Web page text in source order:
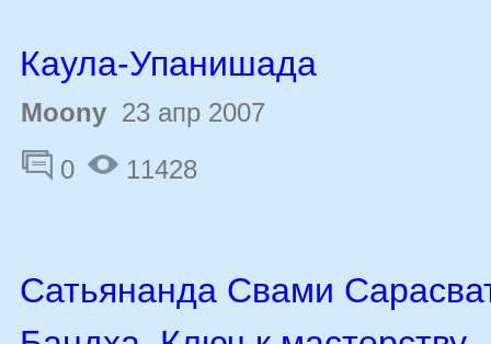
Каула-Упанишада
Moony 23 апр 2007
0
11428
Сатьянанда Свами